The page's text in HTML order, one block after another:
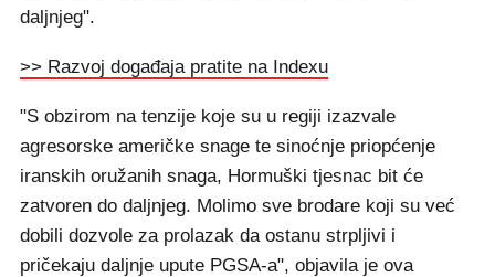
daljnjeg".
>> Razvoj događaja pratite na Indexu
"S obzirom na tenzije koje su u regiji izazvale
agresorske američke snage te sinoćnje priopćenje
iranskih oružanih snaga, Hormuški tjesnac bit će
zatvoren do daljnjeg. Molimo sve brodare koji su već
dobili dozvole za prolazak da ostanu strpljivi i
pričekaju daljnje upute PGSA-a", objavila je ova